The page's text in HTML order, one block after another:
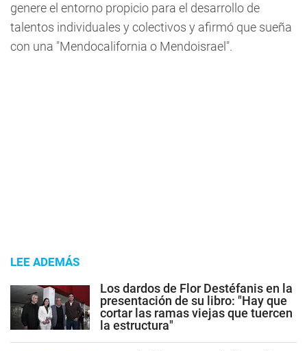
genere el entorno propicio para el desarrollo de
talentos individuales y colectivos y afirmó que sueña
con una "Mendocalifornia o Mendoisrael".
LEE ADEMÁS
Los dardos de Flor Destéfanis en la
presentación de su libro: "Hay que
cortar las ramas viejas que tuercen
la estructura"